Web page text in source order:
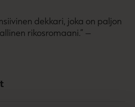
dekkari, joka on paljon
rikosromaani.” –